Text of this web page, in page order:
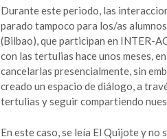
Durante este periodo, las
parado tampoco para los/as
(Bilbao), que participan en INTER-
con las tertulias hace unos meses,
cancelarlas presencialmente, sin
creado un espacio de diálogo, a
tertulias y seguir compartiendo
En este caso, se leía El Quijote y no